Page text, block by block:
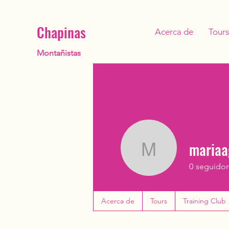
Chapinas
Montañistas
Acerca de Tours
0
Acerca de Tours Training Club